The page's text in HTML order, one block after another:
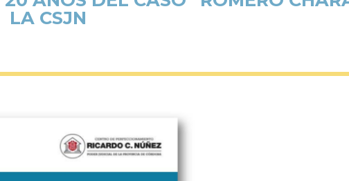
LA CSJN